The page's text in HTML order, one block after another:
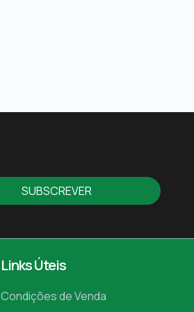
SUBSCREVER
Links Úteis
Condições de Venda